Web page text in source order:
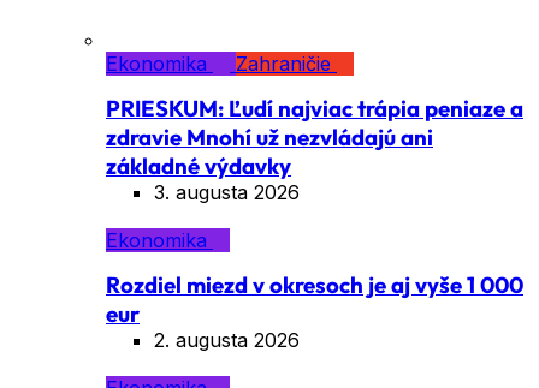
Ekonomika Zahraničie
PRIESKUM: Ľudí najviac trápia peniaze a
zdravie Mnohí už nezvládajú ani
základné výdavky
3. augusta 2026
Ekonomika
Rozdiel miezd v okresoch je aj vyše 1 000
eur
2. augusta 2026